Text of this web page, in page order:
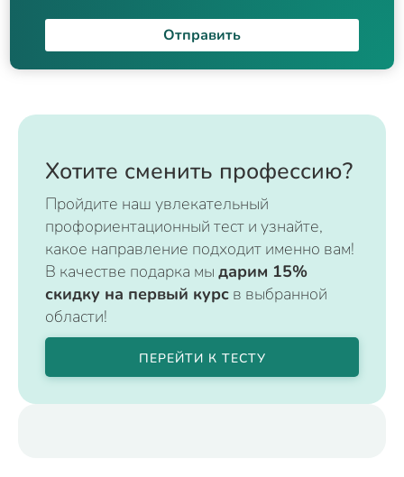
Отправить
Хотите сменить профессию?
Пройдите наш увлекательный
профориентационный тест и узнайте,
какое направление подходит именно вам!
В качестве подарка мы дарим 15%
скидку на первый курс в выбранной
области!
ПЕРЕЙТИ К ТЕСТУ